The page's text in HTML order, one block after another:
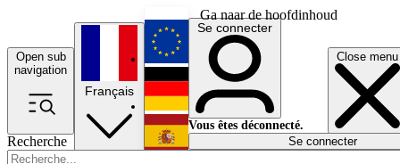
Ga naar de hoofdinhoud
Open sub
navigation
Close menu
Recherche
Français
English
Deutsch
Español
Se connecter
Vous êtes déconnecté.
Se connecter